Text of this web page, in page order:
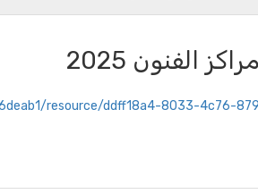
مراكز الفنون 2025
resource/ddff18a4-8033-4c76-